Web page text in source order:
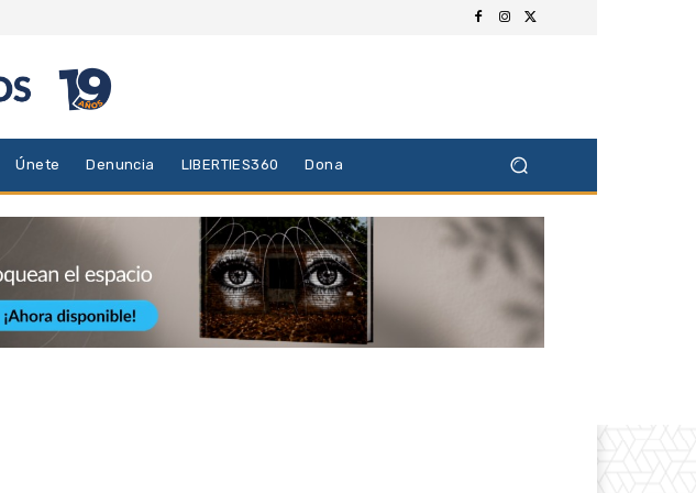
Únete Denuncia LIBERTIES360 Dona